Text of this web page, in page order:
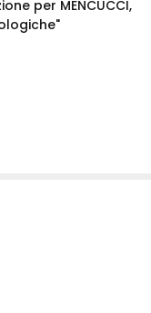
per MENCUCCI,